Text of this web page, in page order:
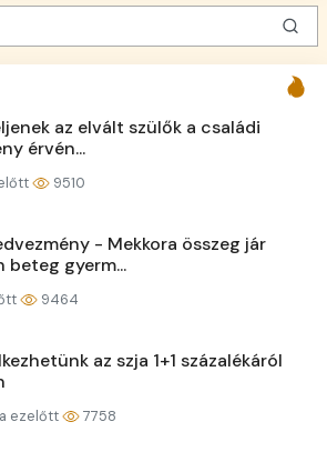
az elvált szülők a családi
érvén...
9510
- Mekkora összeg jár
gyerm...
9464
az szja 1+1 százalékáról
ezelőtt 7758